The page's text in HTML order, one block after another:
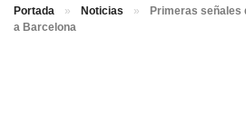
Portada » Noticias »
Primeras señales
a Barcelona